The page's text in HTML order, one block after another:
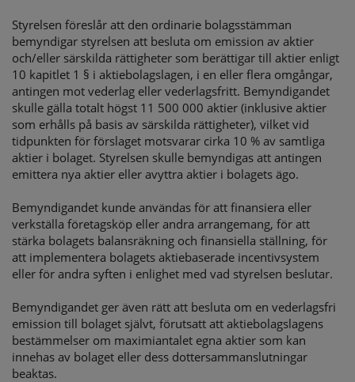
Styrelsen föreslår att den ordinarie bolagsstämman
bemyndigar styrelsen att besluta om emission av aktier
och/eller särskilda rättigheter som berättigar till aktier enligt
10 kapitlet 1 § i aktiebolagslagen, i en eller flera omgångar,
antingen mot vederlag eller vederlagsfritt. Bemyndigandet
skulle gälla totalt högst 11 500 000 aktier (inklusive aktier
som erhålls på basis av särskilda rättigheter), vilket vid
tidpunkten för förslaget motsvarar cirka 10 % av samtliga
aktier i bolaget. Styrelsen skulle bemyndigas att antingen
emittera nya aktier eller avyttra aktier i bolagets ägo.
Bemyndigandet kunde användas för att finansiera eller
verkställa företagsköp eller andra arrangemang, för att
stärka bolagets balansräkning och finansiella ställning, för
att implementera bolagets aktiebaserade incentivsystem
eller för andra syften i enlighet med vad styrelsen beslutar.
Bemyndigandet ger även rätt att besluta om en vederlagsfri
emission till bolaget självt, förutsatt att aktiebolagslagens
bestämmelser om maximiantalet egna aktier som kan
innehas av bolaget eller dess dottersammanslutningar
beaktas.